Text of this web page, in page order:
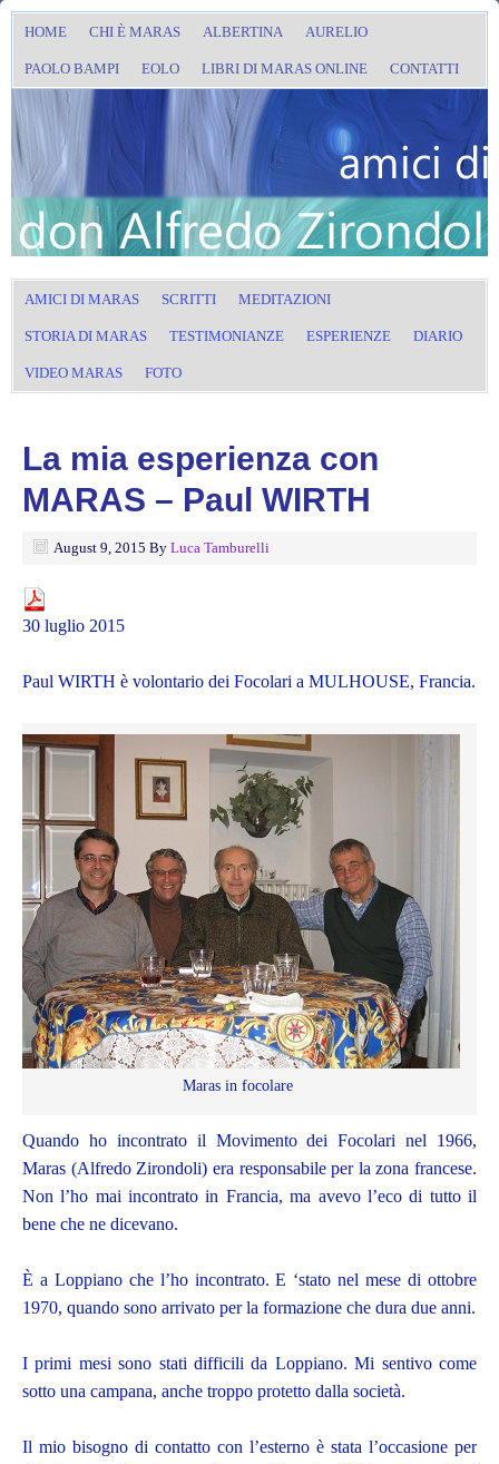
HOME CHI È MARAS ALBERTINA AURELIO
PAOLO BAMPI EOLO LIBRI DI MARAS ONLINE CONTATTI
AMICI DI MARAS SCRITTI MEDITAZIONI
STORIA DI MARAS TESTIMONIANZE ESPERIENZE DIARIO
VIDEO MARAS FOTO
La mia esperienza con
MARAS – Paul WIRTH
August 9, 2015 By Luca Tamburelli
30 luglio 2015
Paul WIRTH è volontario dei Focolari a MULHOUSE, Francia.
Maras in focolare
Quando ho incontrato il Movimento dei Focolari nel 1966,
Maras (Alfredo Zirondoli) era responsabile per la zona francese.
Non l’ho mai incontrato in Francia, ma avevo l’eco di tutto il
bene che ne dicevano.
È a Loppiano che l’ho incontrato. E ‘stato nel mese di ottobre
1970, quando sono arrivato per la formazione che dura due anni.
I primi mesi sono stati difficili da Loppiano. Mi sentivo come
sotto una campana, anche troppo protetto dalla società.
Il mio bisogno di contatto con l’esterno è stata l’occasione per